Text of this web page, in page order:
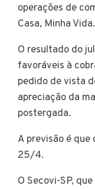
operações de
Casa, Minha Vida.
O resultado do
favoráveis à
pedido de vista
apreciação da
postergada.
A previsão é
25/4.
O Secovi-SP,